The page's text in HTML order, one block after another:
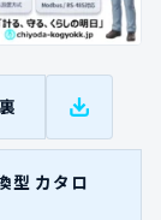
型 カタロ